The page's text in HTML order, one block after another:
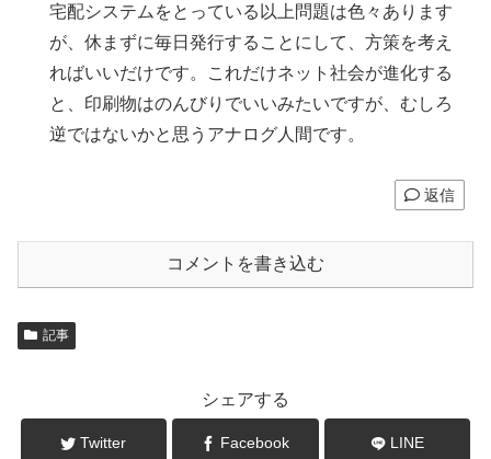
宅配システムをとっている以上問題は色々あります
が、休まずに毎日発行することにして、方策を考え
ればいいだけです。これだけネット社会が進化する
と、印刷物はのんびりでいいみたいですが、むしろ
逆ではないかと思うアナログ人間です。
返信
コメントを書き込む
記事
シェアする
Twitter Facebook LINE